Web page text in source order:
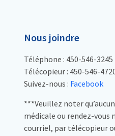
Nous joindre
Téléphone : 450-546-3245
Télécopieur : 450-546-
Suivez-nous : Facebook
***Veuillez noter
médicale ou rendez-
courriel, par télécopieur